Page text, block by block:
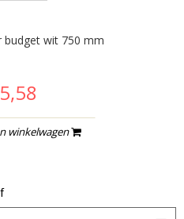
budget wit 750 mm
winkelwagen